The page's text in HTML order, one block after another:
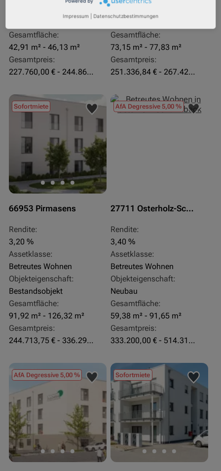
Gesamtfläche:
42,91 m² - 46,13 m²
Gesamtpreis:
227.760,00 € - 244.860,00 €
Bestandsobjekt
Gesamtfläche:
73,15 m² - 77,83 m²
Gesamtpreis:
251.336,84 € - 267.420,00 €
Sofortmiete
66953 Pirmasens
Rendite:
3,20 %
Assetklasse:
Betreutes Wohnen
Objekteigenschaft:
Bestandsobjekt
Gesamtfläche:
91,92 m² - 126,32 m²
Gesamtpreis:
244.713,75 € - 336.292 €
AfA Degressive 5,00 %
27711 Osterholz-Scharmbeck
Rendite:
3,40 %
Assetklasse:
Betreutes Wohnen
Objekteigenschaft:
Neubau
Gesamtfläche:
59,38 m² - 91,65 m²
Gesamtpreis:
333.200,00 € - 514.310,00 €
AfA Degressive 5,00 % Sofortmiete
Impressum Datenschutzbestimmungen